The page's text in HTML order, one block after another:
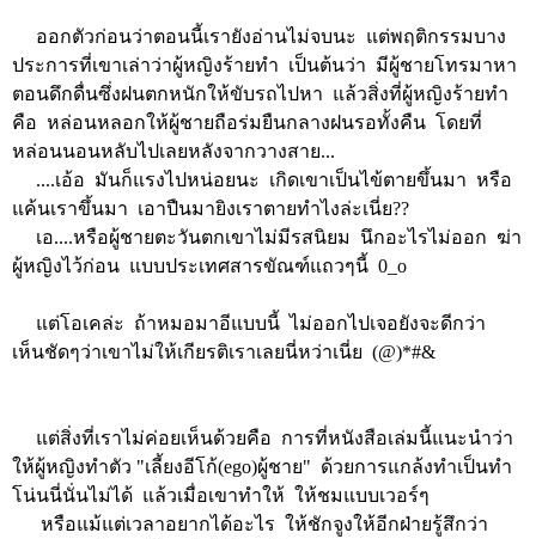
ออกตัวก่อนว่าตอนนี้เรายังอ่านไม่จบนะ แต่พฤติกรรมบาง
ประการที่เขาเล่าว่าผู้หญิงร้ายทำ เป็นต้นว่า มีผู้ชายโทรมาหา
ตอนดึกดื่นซึ่งฝนตกหนักให้ขับรถไปหา แล้วสิ่งที่ผู้หญิงร้ายทำ
คือ หล่อนหลอกให้ผู้ชายถือร่มยืนกลางฝนรอทั้งคืน โดยที่
หล่อนนอนหลับไปเลยหลังจากวางสาย...
....เอ้อ มันก็แรงไปหน่อยนะ เกิดเขาเป็นไข้ตายขึ้นมา หรือ
แค้นเราขึ้นมา เอาปืนมายิงเราตายทำไงล่ะเนี่ย??
เอ....หรือผู้ชายตะวันตกเขาไม่มีรสนิยม นึกอะไรไม่ออก ฆ่า
ผู้หญิงไว้ก่อน แบบประเทศสารขัณฑ์แถวๆนี้ 0_o
แต่โอเคล่ะ ถ้าหมอมาอีแบบนี้ ไม่ออกไปเจอยังจะดีกว่า
เห็นชัดๆว่าเขาไม่ให้เกียรติเราเลยนี่หว่าเนี่ย (@)*#&
แต่สิ่งที่เราไม่ค่อยเห็นด้วยคือ การที่หนังสือเล่มนี้แนะนำว่า
ให้ผู้หญิงทำตัว "เลี้ยงอีโก้(ego)ผู้ชาย" ด้วยการแกล้งทำเป็นทำ
โน่นนี่นั่นไม่ได้ แล้วเมื่อเขาทำให้ ให้ชมแบบเวอร์ๆ
หรือแม้แต่เวลาอยากได้อะไร ให้ชักจูงให้อีกฝ่ายรู้สึกว่า